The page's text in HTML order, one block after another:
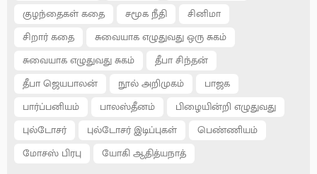
குழந்தைகள் கதை
சமூக நீதி
சினிமா
சிறார் கதை
சுவையாக எழுதுவது ஒரு சுகம்
சுவையாக எழுதுவது சுகம்
தீபா சிந்தன்
தீபா ஜெயபாலன்
நூல் அறிமுகம்
பாஜக
பார்ப்பனியம்
பாலஸ்தீனம்
பிழையின்றி எழுதுவது
புல்டோசர்
புல்டோசர் இடிப்புகள்
பெண்ணியம்
மோசஸ் பிரபு
யோகி ஆதித்யநாத்